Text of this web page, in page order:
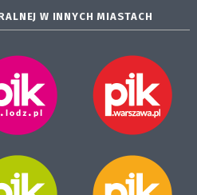
W INNYCH MIASTACH